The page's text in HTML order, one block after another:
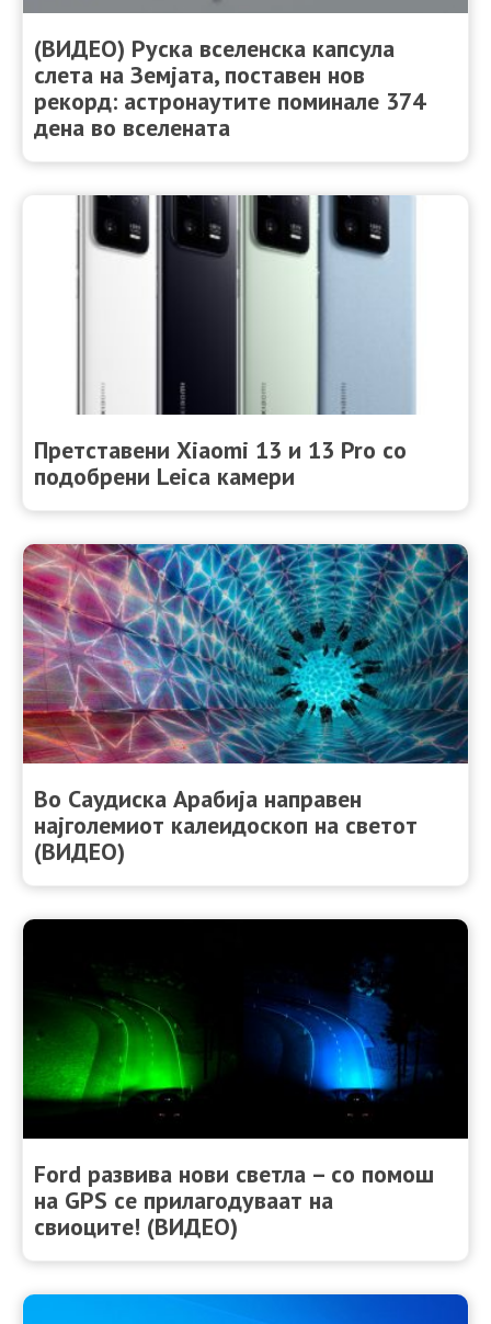
(ВИДЕО) Руска вселенска капсула
слета на Земјата, поставен нов
рекорд: астронаутите поминале 374
дена во вселената
Претставени Xiaomi 13 и 13 Pro со
подобрени Leica камери
Во Саудиска Арабија направен
најголемиот калеидоскоп на светот
(ВИДЕО)
Ford развива нови светла – со помош
на GPS се прилагодуваат на
свиоците! (ВИДЕО)